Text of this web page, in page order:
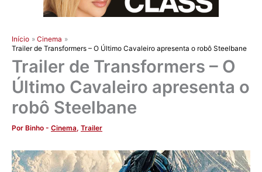
Início
Cinema
Trailer de Transformers – O Último Cavaleiro apresenta o robô Steelbane
Trailer de Transformers – O
Último Cavaleiro apresenta o
robô Steelbane
Por Binho - Cinema, Trailer